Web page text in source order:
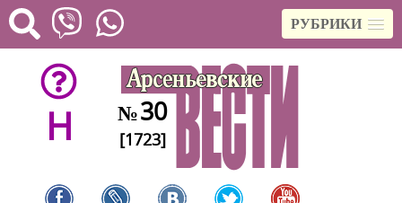
РУБРИКИ
H №30
[1723]